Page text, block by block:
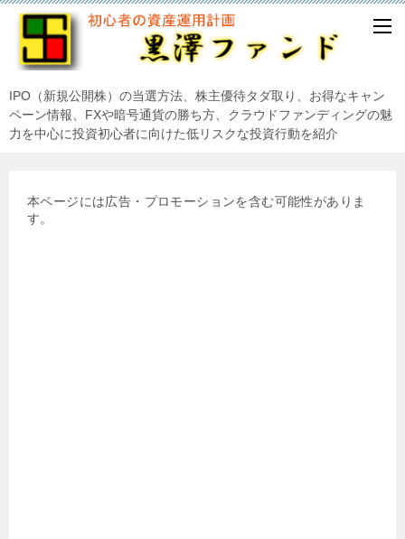
IPO（新規公開株）の当選方法、株主優待タダ取り、お得なキャン
ペーン情報、FXや暗号通貨の勝ち方、クラウドファンディングの魅
力を中心に投資初心者に向けた低リスクな投資行動を紹介
本ページには広告・プロモーションを含む可能性がありま
す。